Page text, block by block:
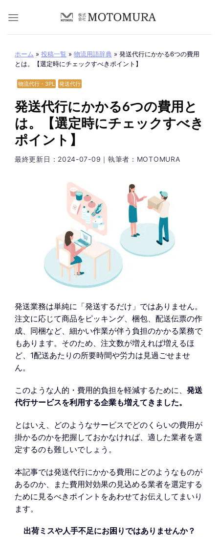
ホーム » 投稿一覧 » 物流用語辞典 » 発送代行にかかる6つの費用
とは。【選定時にチェックすべきポイント】
物流代行・3PL 発送代行
発送代行にかかる6つの費用と
は。【選定時にチェックすべき
ポイント】
最終更新日： 2024-07-09 ｜執筆者：MOTOMURA
発送業務は単純に「発送するだけ」ではありません。
注文に応じて商品をピッキング、梱包、配送伝票の作
成、同梱など、細かい作業が伴う負担のかかる業務で
もあります。そのため、注文数が増えれば増えるほ
ど、1配送あたりの所要時間や労力は見過ごせませ
ん。
このような人的・費用的負担を軽減するために、 発送
代行サービスを利用する企業も増えてきました。
とはいえ、どのようなサービスでどのくらいの費用が
掛かるのかを把握しておかなければ、適した業者を選
定するのも難しいでしょう。
本記事では発送代行にかかる費用にどのようなものが
あるのか、また費用対効果の見込める業者を選定する
ために見るべきポイントをあわせてお伝えしてまいり
ます。
出荷ミスや人手不足にお困りではありませんか？